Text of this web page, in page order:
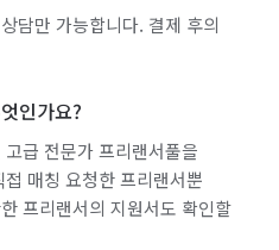
담만 가능합니다. 결제 후의
인가요?
급 전문가 프리랜서풀을
매칭 요청한 프리랜서뿐
프리랜서의 지원서도 확인할